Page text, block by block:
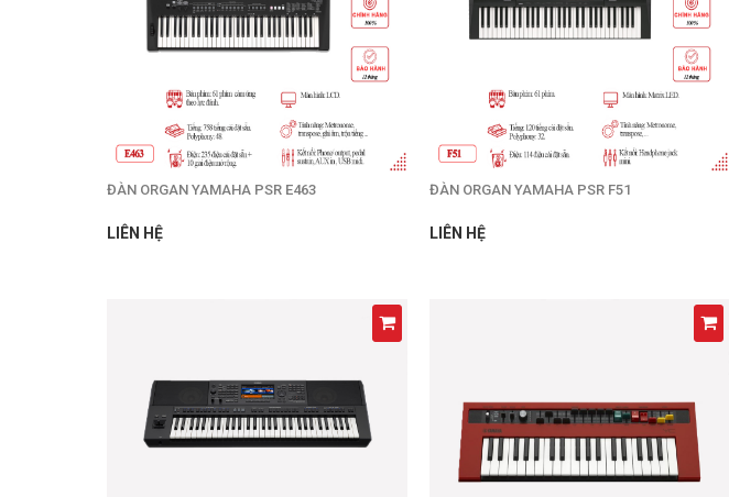
ĐÀN ORGAN YAMAHA PSR E463
LIÊN HỆ
ĐÀN ORGAN YAMAHA PSR F51
LIÊN HỆ